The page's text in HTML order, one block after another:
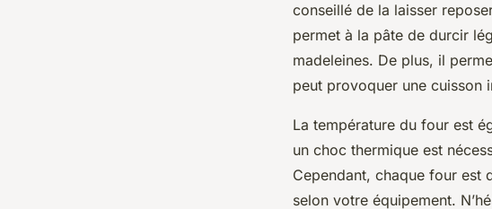
conseillé de la laisser
permet à la pâte de durcir
madeleines. De plus, il
peut provoquer une cuisson
La température du four est
un choc thermique est
Cependant, chaque four est
selon votre équipement.